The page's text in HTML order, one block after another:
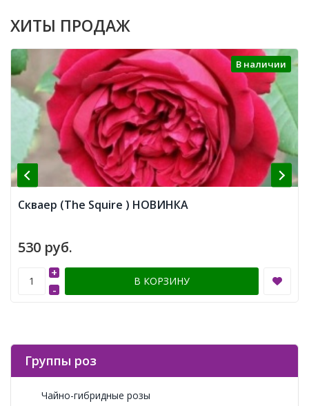
ХИТЫ ПРОДАЖ
В наличии
Скваер (The Squire ) НОВИНКА
530 руб.
-
+
В КОРЗИНУ
Группы роз
Чайно-гибридные розы